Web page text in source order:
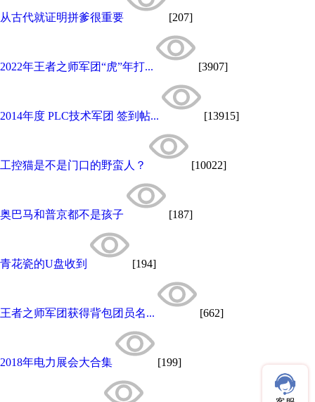
从古代就证明拼爹很重要 [207]
2022年王者之师军团“虎”年打... [3907]
2014年度 PLC技术军团 签到帖... [13915]
工控猫是不是门口的野蛮人？ [10022]
奥巴马和普京都不是孩子 [187]
青花瓷的U盘收到 [194]
王者之师军团获得背包团员名... [662]
2018年电力展会大合集 [199]